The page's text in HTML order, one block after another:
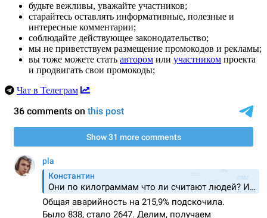
будьте вежливы, уважайте участников;
старайтесь оставлять информативные, полезные и
интересные комментарии;
соблюдайте действующее законодательство;
мы не приветствуем размещение промокодов и рекламы;
вы тоже можете стать автором или участником проекта
и продвигать свои промокоды;
Чат в Телеграм